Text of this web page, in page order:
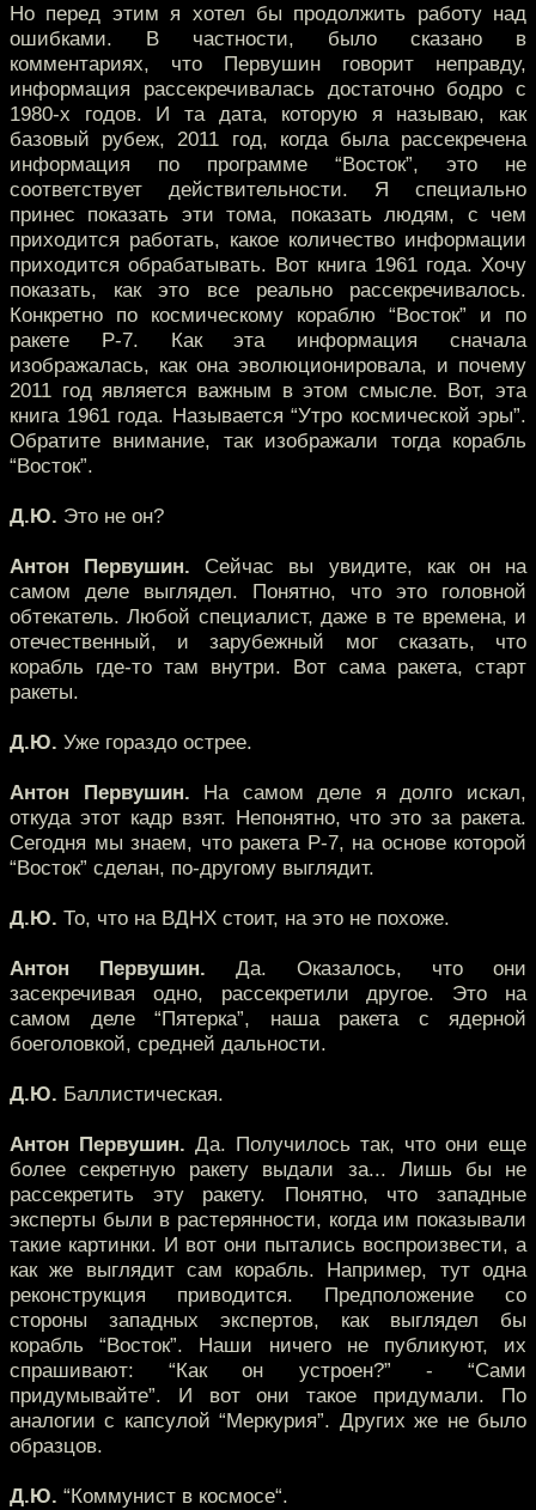
Но перед этим я хотел бы продолжить работу над
ошибками. В частности, было сказано в
комментариях, что Первушин говорит неправду,
информация рассекречивалась достаточно бодро с
1980-х годов. И та дата, которую я называю, как
базовый рубеж, 2011 год, когда была рассекречена
информация по программе “Восток”, это не
соответствует действительности. Я специально
принес показать эти тома, показать людям, с чем
приходится работать, какое количество информации
приходится обрабатывать. Вот книга 1961 года. Хочу
показать, как это все реально рассекречивалось.
Конкретно по космическому кораблю “Восток” и по
ракете Р-7. Как эта информация сначала
изображалась, как она эволюционировала, и почему
2011 год является важным в этом смысле. Вот, эта
книга 1961 года. Называется “Утро космической эры”.
Обратите внимание, так изображали тогда корабль
“Восток”.
Д.Ю. Это не он?
Антон Первушин. Сейчас вы увидите, как он на
самом деле выглядел. Понятно, что это головной
обтекатель. Любой специалист, даже в те времена, и
отечественный, и зарубежный мог сказать, что
корабль где-то там внутри. Вот сама ракета, старт
ракеты.
Д.Ю. Уже гораздо острее.
Антон Первушин. На самом деле я долго искал,
откуда этот кадр взят. Непонятно, что это за ракета.
Сегодня мы знаем, что ракета Р-7, на основе которой
“Восток” сделан, по-другому выглядит.
Д.Ю. То, что на ВДНХ стоит, на это не похоже.
Антон Первушин. Да. Оказалось, что они
засекречивая одно, рассекретили другое. Это на
самом деле “Пятерка”, наша ракета с ядерной
боеголовкой, средней дальности.
Д.Ю. Баллистическая.
Антон Первушин. Да. Получилось так, что они еще
более секретную ракету выдали за... Лишь бы не
рассекретить эту ракету. Понятно, что западные
эксперты были в растерянности, когда им показывали
такие картинки. И вот они пытались воспроизвести, а
как же выглядит сам корабль. Например, тут одна
реконструкция приводится. Предположение со
стороны западных экспертов, как выглядел бы
корабль “Восток”. Наши ничего не публикуют, их
спрашивают: “Как он устроен?” - “Сами
придумывайте”. И вот они такое придумали. По
аналогии с капсулой “Меркурия”. Других же не было
образцов.
Д.Ю. “Коммунист в космосе“.